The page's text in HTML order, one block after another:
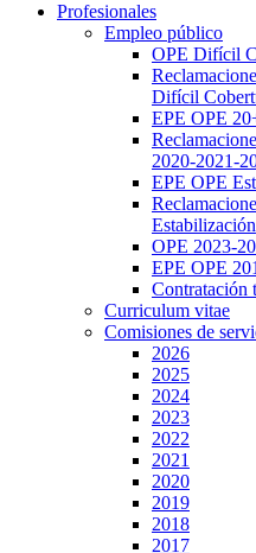
Profesionales
Empleo público
OPE Difícil
Difícil
EPE OPE
2020-2021-
EPE OPE
Estabilización
OPE 2023-
EPE OPE
Contratación
Curriculum vitae
Comisiones de
2026
2025
2024
2023
2022
2021
2020
2019
2018
2017